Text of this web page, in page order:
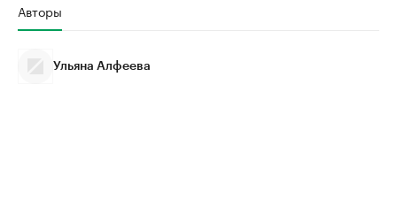
Авторы
Ульяна Алфеева